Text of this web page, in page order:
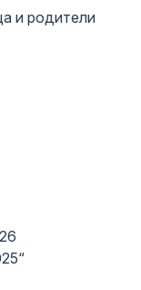
и родители